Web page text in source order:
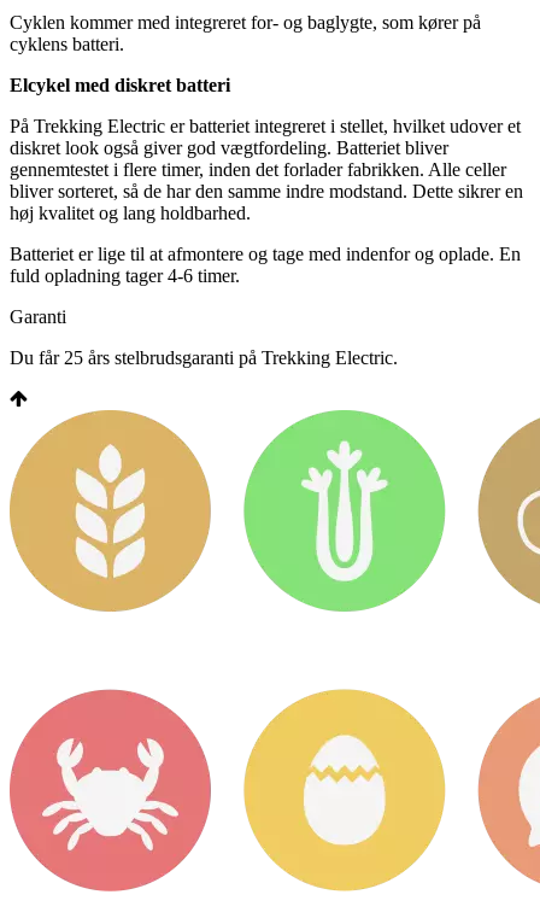
Cyklen kommer med integreret for- og baglygte, som kører på
cyklens batteri.
Elcykel med diskret batteri
På Trekking Electric er batteriet integreret i stellet, hvilket udover et
diskret look også giver god vægtfordeling. Batteriet bliver
gennemtestet i flere timer, inden det forlader fabrikken. Alle celler
bliver sorteret, så de har den samme indre modstand. Dette sikrer en
høj kvalitet og lang holdbarhed.
Batteriet er lige til at afmontere og tage med indenfor og oplade. En
fuld opladning tager 4-6 timer.
Garanti
Du får 25 års stelbrudsgaranti på Trekking Electric.